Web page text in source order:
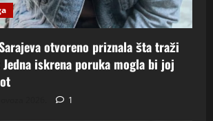
otvoreno priznala šta traži
iskrena poruka mogla bi joj
1